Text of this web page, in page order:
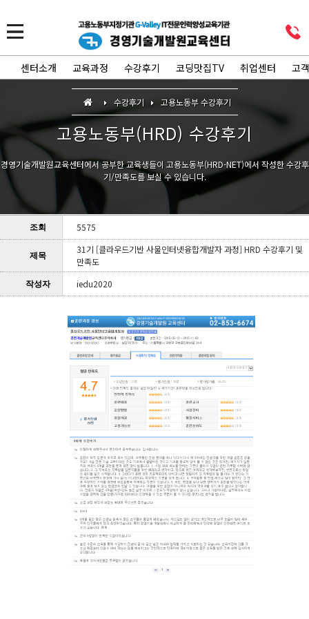
센터소개 교육과정 수강후기 코딩맛집TV 취업센터 고
수강후기 고용노동부 수강후기
고용노동부(HRD) 수강후기
경영기술개발원교육센터에서 공부한 교육생들이 고용노동부(HRD-NET)에서 작성한 수강후
기/만족도를 보실 수 있습니다.
조회 5575
제목
31기 [클라우드기반 사물인터넷융합개발자 과정] HRD 수강후기 및
만족도
작성자 iedu2020